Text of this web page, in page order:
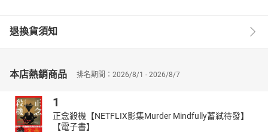
退換貨須知
本店熱銷商品 排名期間：2026/8/1 - 2026/8/7
1
正念殺機【NETFLIX影集Murder Mindfully蓄弒待發】
【電子書】